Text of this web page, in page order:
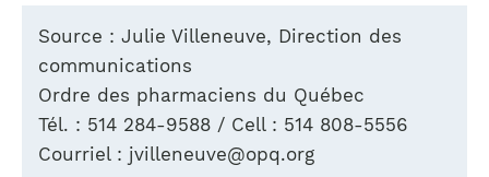
Source : Julie Villeneuve, Direction des
communications
Ordre des pharmaciens du Québec
Tél. : 514 284-9588 / Cell : 514 808-5556
Courriel : jvilleneuve@opq.org